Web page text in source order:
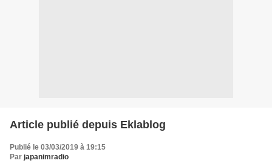
Article publié depuis Eklablog
Publié le 03/03/2019 à 19:15
Par japanimradio